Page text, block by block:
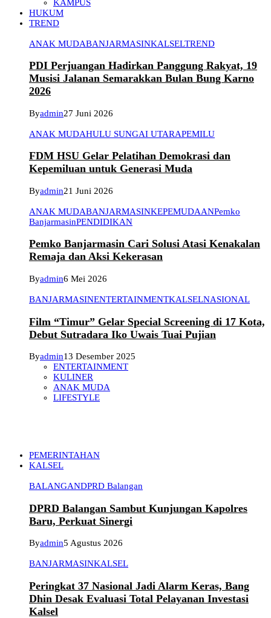
KAMPUS
HUKUM
TREND
ANAK MUDABANJARMASINKALSELTREND
PDI Perjuangan Hadirkan Panggung Rakyat, 19
Musisi Jalanan Semarakkan Bulan Bung Karno
2026
Byadmin27 Juni 2026
ANAK MUDAHULU SUNGAI UTARAPEMILU
FDM HSU Gelar Pelatihan Demokrasi dan
Kepemiluan untuk Generasi Muda
Byadmin21 Juni 2026
ANAK MUDABANJARMASINKEPEMUDAANPemko
BanjarmasinPENDIDIKAN
Pemko Banjarmasin Cari Solusi Atasi Kenakalan
Remaja dan Aksi Kekerasan
Byadmin6 Mei 2026
BANJARMASINENTERTAINMENTKALSELNASIONAL
Film “Timur” Gelar Special Screening di 17 Kota,
Debut Sutradara Iko Uwais Tuai Pujian
Byadmin13 Desember 2025
ENTERTAINMENT
KULINER
ANAK MUDA
LIFESTYLE
PEMERINTAHAN
KALSEL
BALANGANDPRD Balangan
DPRD Balangan Sambut Kunjungan Kapolres
Baru, Perkuat Sinergi
Byadmin5 Agustus 2026
BANJARMASINKALSEL
Peringkat 37 Nasional Jadi Alarm Keras, Bang
Dhin Desak Evaluasi Total Pelayanan Investasi
Kalsel